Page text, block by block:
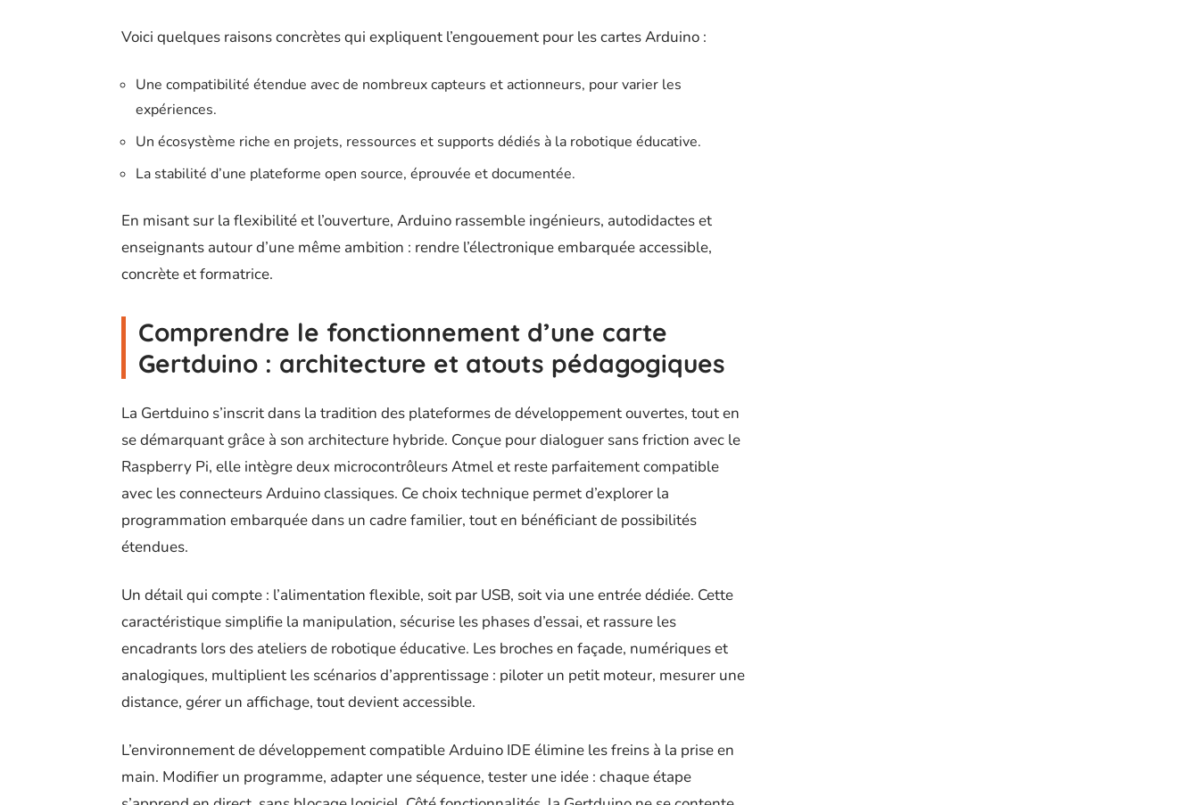
Voici quelques raisons concrètes qui expliquent l’engouement pour les cartes Arduino :
Une compatibilité étendue avec de nombreux capteurs et actionneurs, pour varier les
expériences.
Un écosystème riche en projets, ressources et supports dédiés à la robotique éducative.
La stabilité d’une plateforme open source, éprouvée et documentée.
En misant sur la flexibilité et l’ouverture, Arduino rassemble ingénieurs, autodidactes et
enseignants autour d’une même ambition : rendre l’électronique embarquée accessible,
concrète et formatrice.
Comprendre le fonctionnement d’une carte
Gertduino : architecture et atouts pédagogiques
La Gertduino s’inscrit dans la tradition des plateformes de développement ouvertes, tout en
se démarquant grâce à son architecture hybride. Conçue pour dialoguer sans friction avec le
Raspberry Pi, elle intègre deux microcontrôleurs Atmel et reste parfaitement compatible
avec les connecteurs Arduino classiques. Ce choix technique permet d’explorer la
programmation embarquée dans un cadre familier, tout en bénéficiant de possibilités
étendues.
Un détail qui compte : l’alimentation flexible, soit par USB, soit via une entrée dédiée. Cette
caractéristique simplifie la manipulation, sécurise les phases d’essai, et rassure les
encadrants lors des ateliers de robotique éducative. Les broches en façade, numériques et
analogiques, multiplient les scénarios d’apprentissage : piloter un petit moteur, mesurer une
distance, gérer un affichage, tout devient accessible.
L’environnement de développement compatible Arduino IDE élimine les freins à la prise en
main. Modifier un programme, adapter une séquence, tester une idée : chaque étape